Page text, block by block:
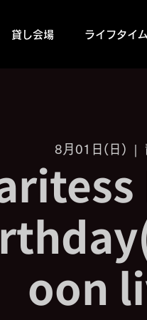
貸し会場 ライフタイ
8月01日(日)
  |
oon